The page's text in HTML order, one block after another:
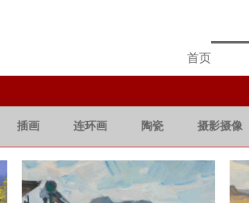
首页
插画 连环画 陶瓷 摄影摄像